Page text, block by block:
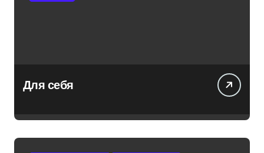
Для себя